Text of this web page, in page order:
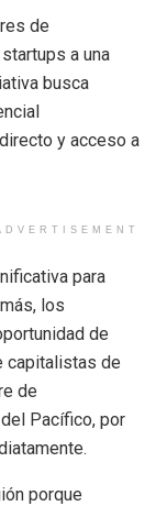
de
a una
busca
y acceso a
para
los
de
capitalistas de
de
Pacífico, por
porque